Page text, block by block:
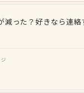
減った？好きなら連